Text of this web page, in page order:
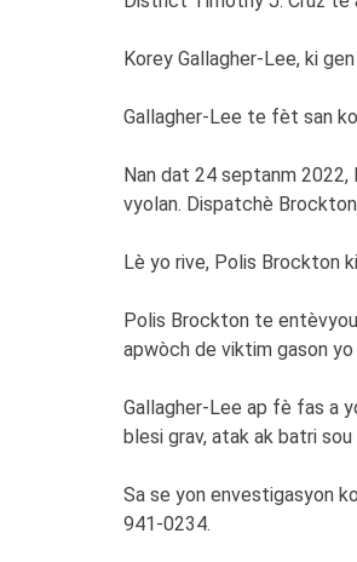
Korey Gallagher-Lee, ki
Gallagher-Lee te fèt san
Nan dat 24 septanm
vyolan. Dispatchè
Lè yo rive, Polis Brockton
Polis Brockton te
apwòch de viktim gason yo
Gallagher-Lee ap fè fas a
blesi grav, atak ak batri
Sa se yon envestigasyon
941-0234.